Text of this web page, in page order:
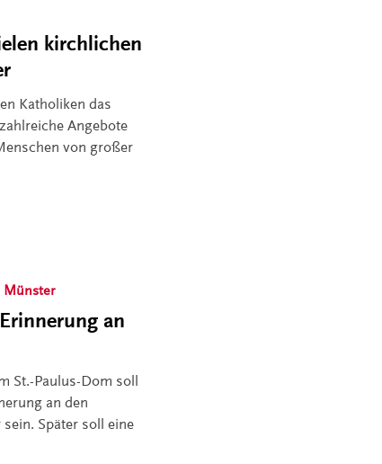
kirchlichen
Katholiken das
Angebote
von großer
Münster
an
St.-Paulus-Dom soll
an den
Später soll eine